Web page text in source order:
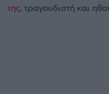
της, τραγουδιστή και